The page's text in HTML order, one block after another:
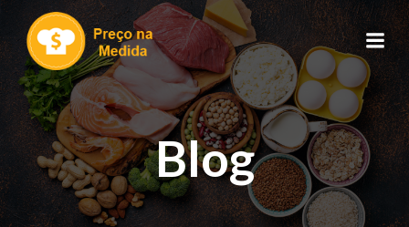
Pular
para
o
conteúdo
Blog